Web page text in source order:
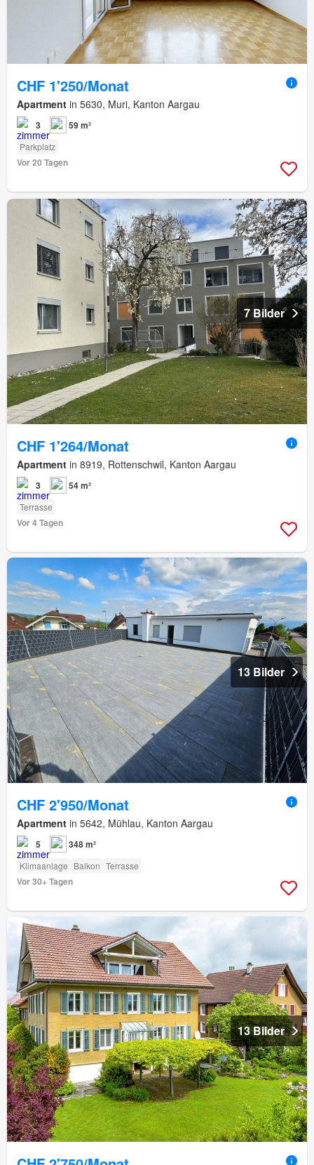
CHF 1'250/Monat
Apartment in 5630, Muri, Kanton Aargau
3 59 m²
Parkplatz
Vor 20 Tagen
7 Bilder
CHF 1'264/Monat
Apartment in 8919, Rottenschwil, Kanton Aargau
3 54 m²
Terrasse
Vor 4 Tagen
13 Bilder
CHF 2'950/Monat
Apartment in 5642, Mühlau, Kanton Aargau
5 348 m²
Klimaanlage Balkon Terrasse
Vor 30+ Tagen
13 Bilder